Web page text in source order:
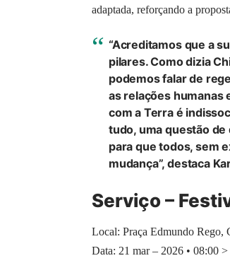
adaptada, reforçando a
“Acreditamos que a
pilares. Como dizia
podemos falar de
as relações humanas
com a Terra é
tudo, uma questão
para que todos, sem
mudança”, destaca
Serviço –
Local: Praça Edmundo Rego,
Data: 21 mar – 2026 • 08:00